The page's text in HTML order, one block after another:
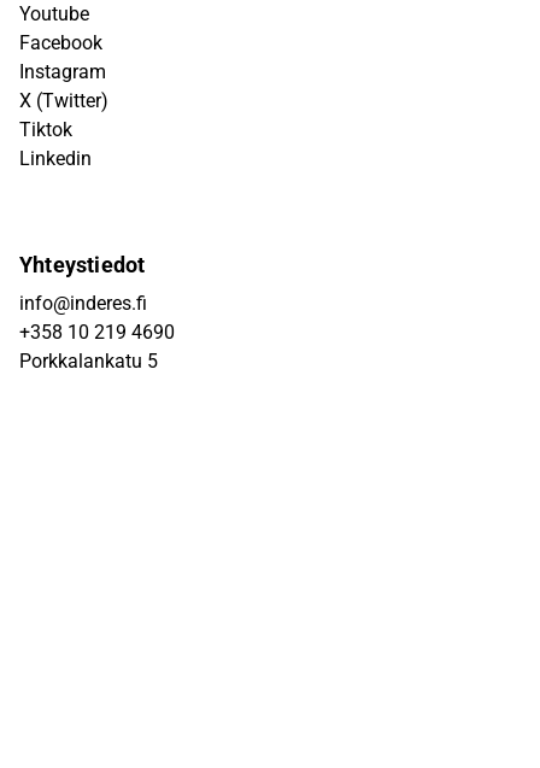
Youtube
Facebook
Instagram
X (Twitter)
Tiktok
Linkedin
Yhteystiedot
info@inderes.fi
+358 10 219 4690
Porkkalankatu 5